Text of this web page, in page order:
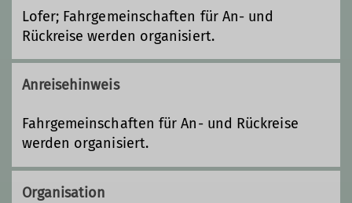
Lofer; Fahrgemeinschaften für An- und
Rückreise werden organisiert.
Anreisehinweis
Fahrgemeinschaften für An- und Rückreise
werden organisiert.
Organisation